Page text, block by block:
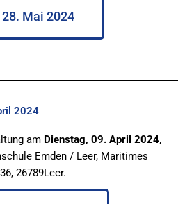
Mai 2024
2024
am Dienstag, 09. April 2024,
Emden / Leer, Maritimes
26789Leer.